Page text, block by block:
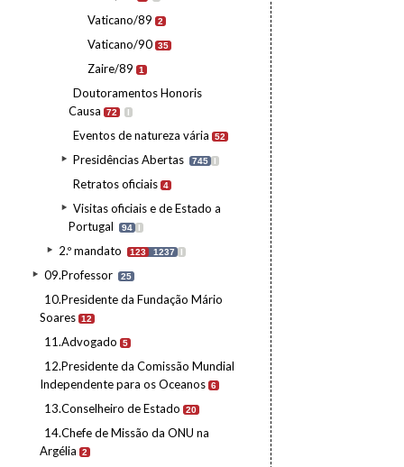
Vaticano/89 2
Vaticano/90 35
Zaire/89 1
Doutoramentos Honoris
Causa
72 I
Eventos de natureza vária 52
Presidências Abertas 745 I
Retratos oficiais 4
Visitas oficiais e de Estado a
Portugal
94 I
2.º mandato 123 1237 I
09.Professor 25
10.Presidente da Fundação Mário
Soares 12
11.Advogado 5
12.Presidente da Comissão Mundial
Independente para os Oceanos 6
13.Conselheiro de Estado 20
14.Chefe de Missão da ONU na
Argélia
2